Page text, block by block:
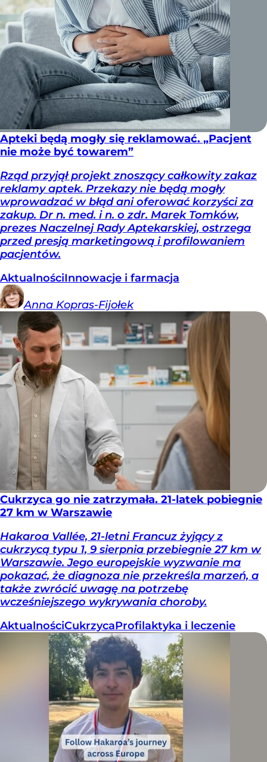
Apteki będą mogły się reklamować. „Pacjent
nie może być towarem”
Rząd przyjął projekt znoszący całkowity zakaz
reklamy aptek. Przekazy nie będą mogły
wprowadzać w błąd ani oferować korzyści za
zakup. Dr n. med. i n. o zdr. Marek Tomków,
prezes Naczelnej Rady Aptekarskiej, ostrzega
przed presją marketingową i profilowaniem
pacjentów.
AktualnościInnowacje i farmacja
Anna Kopras-Fijołek
Cukrzyca go nie zatrzymała. 21-latek pobiegnie
27 km w Warszawie
Hakaroa Vallée, 21-letni Francuz żyjący z
cukrzycą typu 1, 9 sierpnia przebiegnie 27 km w
Warszawie. Jego europejskie wyzwanie ma
pokazać, że diagnoza nie przekreśla marzeń, a
także zwrócić uwagę na potrzebę
wcześniejszego wykrywania choroby.
AktualnościCukrzycaProfilaktyka i leczenie